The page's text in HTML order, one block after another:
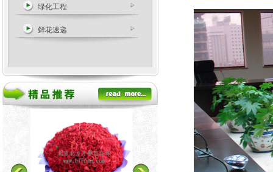
绿化工程
鲜花速递